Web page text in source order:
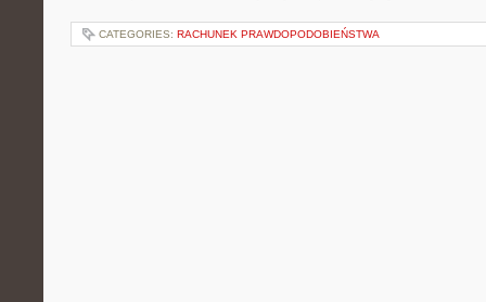
CATEGORIES: RACHUNEK PRAWDOPODOBIEŃSTWA